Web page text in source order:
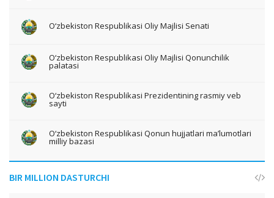
O‘zbekiston Respublikasi Oliy Majlisi Senati
O‘zbekiston Respublikasi Oliy Majlisi Qonunchilik
palatasi
O‘zbekiston Respublikasi Prezidentining rasmiy veb
sayti
O‘zbekiston Respublikasi Qonun hujjatlari ma’lumotlari
milliy bazasi
BIR MILLION DASTURCHI